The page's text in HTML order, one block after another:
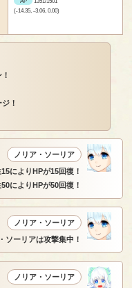
(-14.35, -3.06, 0.00)
！
ノリア・ソーリア
によりHPが15回復！
によりHPが50回復！
ノリア・ソーリア
ソーリアは攻撃集中！
ノリア・ソーリア